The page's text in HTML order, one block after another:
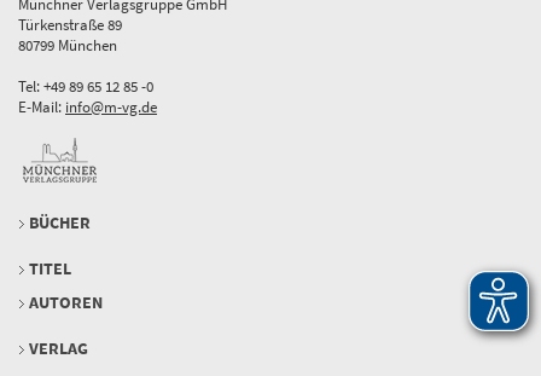
Münchner Verlagsgruppe GmbH
Türkenstraße 89
80799 München
Tel: +49 89 65 12 85 -0
E-Mail: info@m-vg.de
BÜCHER
TITEL
AUTOREN
VERLAG